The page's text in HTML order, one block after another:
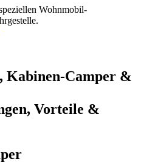
am liebsten komplett
rund 10-15% und wir bieten
uns meist kostenfrei
Tagesstrecken,
komplett durch uns
Mietwagen, Erlebnissen,
Wohnmobil-
Kabinen-Camper &
Vorteile &